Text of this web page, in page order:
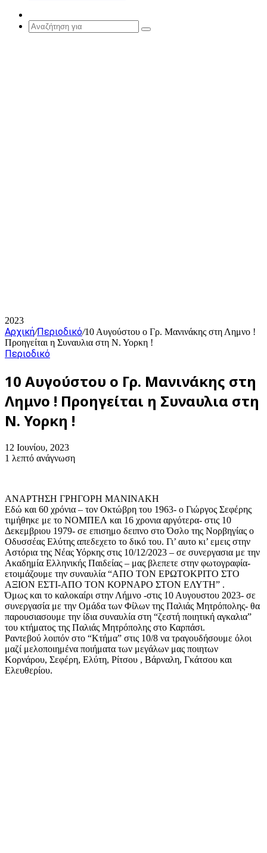
Article
Αναζήτηση
2023
Αρχική/Περιοδικό/10 Αυγούστου ο Γρ. Μανινάκης στη Λημνο !
Προηγείται η Συναυλια στη Ν. Υορκη !
Περιοδικό
10 Αυγούστου ο Γρ. Μανινάκης στη
Λημνο ! Προηγείται η Συναυλια στη
Ν. Υορκη !
12 Ιουνίου, 2023
1 λεπτό ανάγνωση
ΑΝΑΡΤΗΣΗ ΓΡΗΓΟΡΗ ΜΑΝΙΝΑΚΗ
Εδώ και 60 χρόνια – τον Οκτώβρη του 1963- ο Γιώργος Σεφέρης
τιμήθηκε με το ΝΟΜΠΕΛ και 16 χρονια αργότερα- στις 10
Δεκεμβριου 1979- σε επισημο δειπνο στο Όσλο της Νορβηγίας ο
Οδυσσέας Ελύτης απεδεχετο το δικό του. Γι’ αυτο κι’ εμεις στην
Αστόρια της Νέας Υόρκης στις 10/12/2023 – σε συνεργασια με την
Ακαδημία Ελληνικής Παιδείας – μας βλεπετε στην φωτογραφία-
ετοιμάζουμε την συναυλία “ΑΠΟ ΤΟΝ ΕΡΩΤΟΚΡΙΤΟ ΣΤΟ
ΑΞΙΟΝ ΕΣΤΙ-ΑΠΟ ΤΟΝ ΚΟΡΝΑΡΟ ΣΤΟΝ ΕΛΥΤΗ” .
Όμως και το καλοκαίρι στην Λήμνο -στις 10 Αυγουστου 2023- σε
συνεργασία με την Ομάδα των Φίλων της Παλιάς Μητρόπολης- θα
παρουσιασουμε την ίδια συναυλία στη “ζεστή ποιητική αγκαλια”
του κτήματος της Παλιάς Μητρόπολης στο Καρπάσι.
Ραντεβού λοιπόν στο “Κτήμα” στις 10/8 να τραγουδήσουμε όλοι
μαζί μελοποιημένα ποιήματα των μεγάλων μας ποιητων
Κορνάρου, Σεφέρη, Ελύτη, Ρίτσου , Βάρναλη, Γκάτσου και
Ελευθερίου.